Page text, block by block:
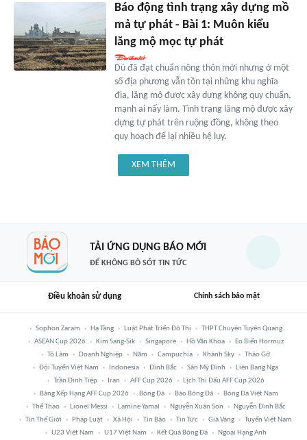
Báo động tình trạng xây dựng mồ
mả tự phát - Bài 1: Muôn kiểu
lăng mộ mọc tự phát
Dù đã đạt chuẩn nông thôn mới nhưng ở một
số địa phương vẫn tồn tại những khu nghĩa
địa, lăng mộ được xây dựng không quy chuẩn,
mạnh ai nấy làm. Tình trạng lăng mộ được xây
dựng tự phát trên ruộng đồng, không theo
quy hoạch để lại nhiều hệ lụy.
XEM THÊM
TẢI ỨNG DỤNG BÁO MỚI
ĐỂ KHÔNG BỎ SÓT TIN TỨC
Điều khoản sử dụng Chính sách bảo mật
Sophon Zaram Hạ Tầng Luật Phát Triển Đô Thị
THPT Chuyên Tuyên Quang
ASEAN Cup 2026
Kim Sang-Sik Singapore Hồ Văn Khoa
Eo Biển Hormuz
Tô Lâm
Doanh Nghiệp Năm Campuchia Khánh Sky
Tháo Gỡ
Đội Tuyển Việt Nam
Indonesia Đình Bắc Sân Mỹ Đình
Liên Bang Nga
Trần Đình Tiệp
Iran AFF Cup 2026
Lịch Thi Đấu AFF Cup 2026
Bảng Xếp Hạng AFF Cup 2026
Bóng Đá Báo Bóng Đá
Bóng Đá Việt Nam
Thể Thao
Lionel Messi Lamine Yamal Nguyễn Xuân Son
Nguyễn Đình Bắc
Tin Thế Giới
Pháp Luật Xã Hội Tin Bão Tin Tức Giá Vàng
Tuyển Việt Nam
U23 Việt Nam
U17 Việt Nam Kết Quả Bóng Đá Ngoại Hạng Anh